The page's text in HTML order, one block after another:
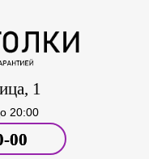
1
20:00
00